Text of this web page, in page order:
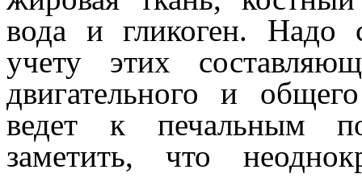
вода и гликоген. Надо
учету этих
двигательного и
ведет к печальным
заметить, что